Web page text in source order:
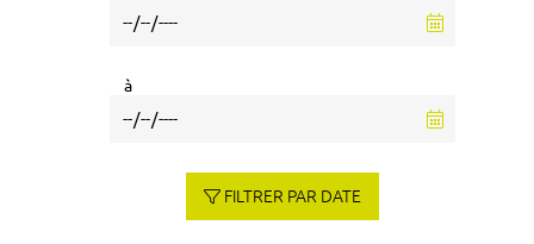
à
FILTRER PAR DATE